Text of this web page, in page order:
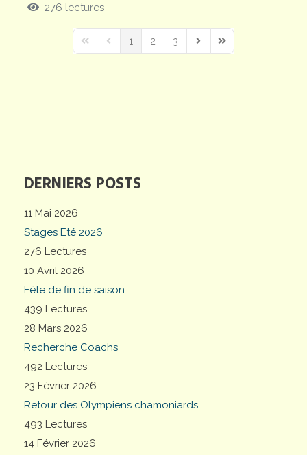
DERNIERS POSTS
11 Mai 2026
Stages Eté 2026
276 Lectures
10 Avril 2026
Fête de fin de saison
439 Lectures
28 Mars 2026
Recherche Coachs
492 Lectures
23 Février 2026
Retour des Olympiens chamoniards
493 Lectures
14 Février 2026
276 lectures
First PagePrevious Page
1 2 3
Next PageLast Page